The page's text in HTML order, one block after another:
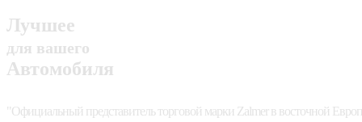
Лучшее
для вашего
Автомобиля
"Официальный представитель торговой марки Zalmer в восточной